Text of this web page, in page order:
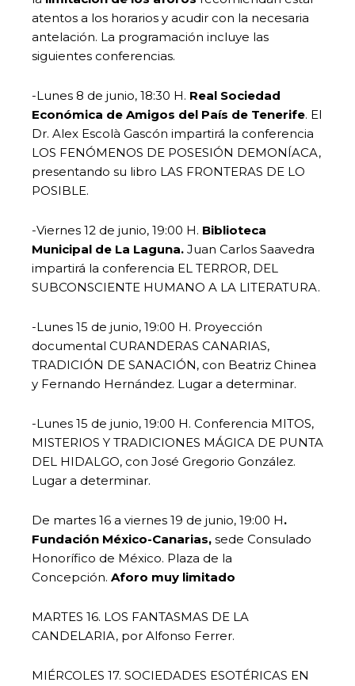
atentos a los horarios y acudir con la necesaria
antelación. La programación incluye las
siguientes conferencias.
-Lunes 8 de junio, 18:30 H. Real Sociedad
Económica de Amigos del País de Tenerife. El
Dr. Alex Escolà Gascón impartirá la conferencia
LOS FENÓMENOS DE POSESIÓN DEMONÍACA,
presentando su libro LAS FRONTERAS DE LO
POSIBLE.
-Viernes 12 de junio, 19:00 H. Biblioteca
Municipal de La Laguna. Juan Carlos Saavedra
impartirá la conferencia EL TERROR, DEL
SUBCONSCIENTE HUMANO A LA LITERATURA.
-Lunes 15 de junio, 19:00 H. Proyección
documental CURANDERAS CANARIAS,
TRADICIÓN DE SANACIÓN, con Beatriz Chinea
y Fernando Hernández. Lugar a determinar.
-Lunes 15 de junio, 19:00 H. Conferencia MITOS,
MISTERIOS Y TRADICIONES MÁGICA DE PUNTA
DEL HIDALGO, con José Gregorio González.
Lugar a determinar.
De martes 16 a viernes 19 de junio, 19:00 H.
Fundación México-Canarias, sede Consulado
Honorífico de México. Plaza de la
Concepción. Aforo muy limitado
MARTES 16. LOS FANTASMAS DE LA
CANDELARIA, por Alfonso Ferrer.
MIÉRCOLES 17. SOCIEDADES ESOTÉRICAS EN